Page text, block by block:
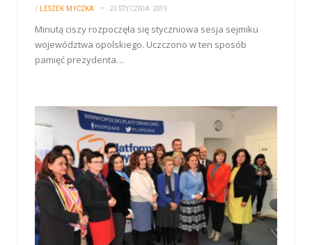
/ LESZEK MYCZKA 23 STYCZNIA 2019
Minutą ciszy rozpoczęła się styczniowa sesja sejmiku
województwa opolskiego. Uczczono w ten sposób
pamięć prezydenta…